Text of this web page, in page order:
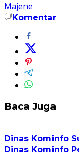
Majene
Komentar
Baca Juga
Dinas Kominfo
Dinas Kominfo